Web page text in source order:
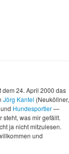
dem 24. April 2000 das
Jörg Kantel (Neuköllner,
Hundesportler—
was mir gefällt.
ja nicht mitzulesen.
und